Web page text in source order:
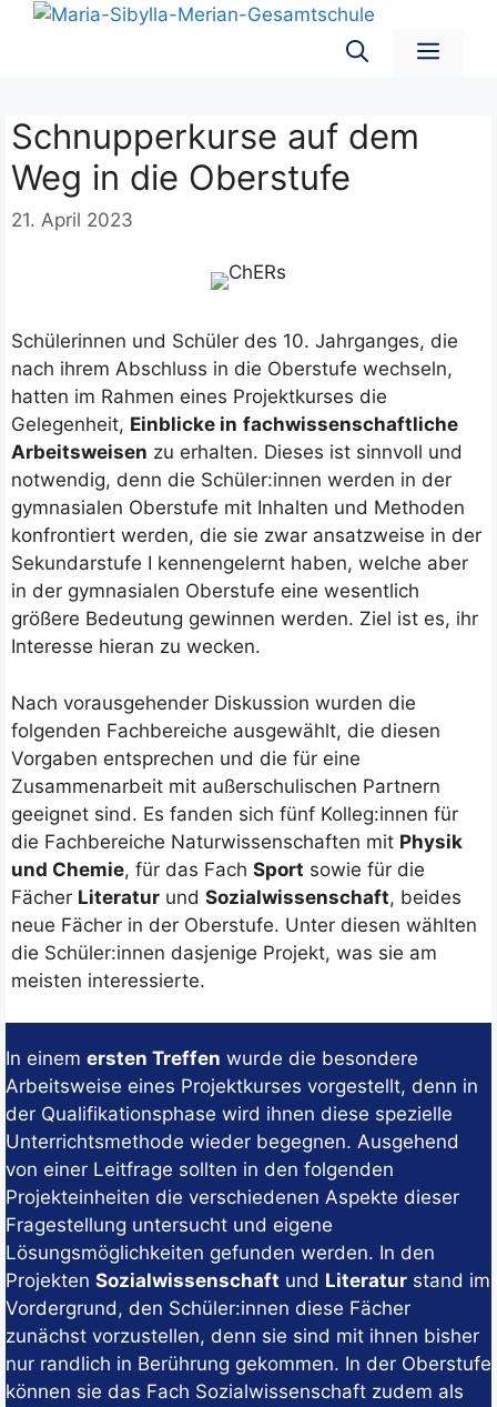
Zum
Menü
Schnupperkurse auf dem
Weg in die Oberstufe
21. April 2023
Schülerinnen und Schüler des 10. Jahrganges, die
nach ihrem Abschluss in die Oberstufe wechseln,
hatten im Rahmen eines Projektkurses die
Gelegenheit, Einblicke in fachwissenschaftliche
Arbeitsweisen zu erhalten. Dieses ist sinnvoll und
notwendig, denn die Schüler:innen werden in der
gymnasialen Oberstufe mit Inhalten und Methoden
konfrontiert werden, die sie zwar ansatzweise in der
Sekundarstufe I kennengelernt haben, welche aber
in der gymnasialen Oberstufe eine wesentlich
größere Bedeutung gewinnen werden. Ziel ist es, ihr
Interesse hieran zu wecken.
Nach vorausgehender Diskussion wurden die
folgenden Fachbereiche ausgewählt, die diesen
Vorgaben entsprechen und die für eine
Zusammenarbeit mit außerschulischen Partnern
geeignet sind. Es fanden sich fünf Kolleg:innen für
die Fachbereiche Naturwissenschaften mit Physik
und Chemie, für das Fach Sport sowie für die
Fächer Literatur und Sozialwissenschaft, beides
neue Fächer in der Oberstufe. Unter diesen wählten
die Schüler:innen dasjenige Projekt, was sie am
meisten interessierte.
In einem ersten Treffen wurde die besondere
Arbeitsweise eines Projektkurses vorgestellt, denn in
der Qualifikationsphase wird ihnen diese spezielle
Unterrichtsmethode wieder begegnen. Ausgehend
von einer Leitfrage sollten in den folgenden
Projekteinheiten die verschiedenen Aspekte dieser
Fragestellung untersucht und eigene
Lösungsmöglichkeiten gefunden werden. In den
Projekten Sozialwissenschaft und Literatur stand im
Vordergrund, den Schüler:innen diese Fächer
zunächst vorzustellen, denn sie sind mit ihnen bisher
nur randlich in Berührung gekommen. In der Oberstufe
können sie das Fach Sozialwissenschaft zudem als